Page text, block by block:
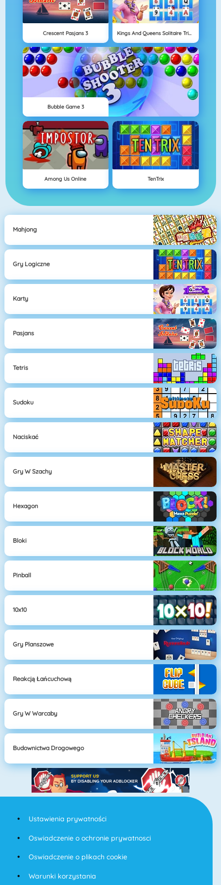
Crescent Pasjans 3 Kings And Queens Solitaire Tripeaks
Bubble Game 3
Among Us Online TenTrix
Mahjong
Gry Logiczne
Karty
Pasjans
Tetris
Sudoku
Naciskać
Gry W Szachy
Hexagon
Bloki
Pinball
10x10
Gry Planszowe
Reakcją Łańcuchową
Gry W Warcaby
Budownictwa Drogowego
Ustawienia prywatności
Oswiadczenie o ochronie prywatnosci
Oswiadczenie o plikach cookie
Warunki korzystania